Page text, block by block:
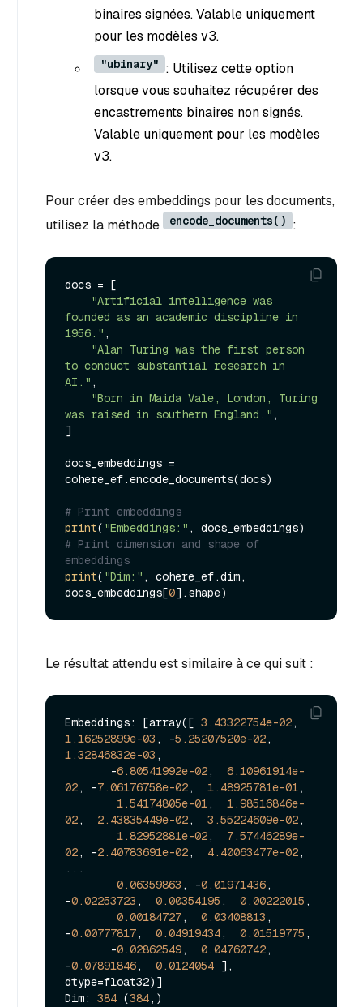
binaires signées. Valable uniquement
pour les modèles v3.
"ubinary" : Utilisez cette option
lorsque vous souhaitez récupérer des
encastrements binaires non signés.
Valable uniquement pour les modèles
v3.
Pour créer des embeddings pour les documents,
utilisez la méthode
encode_documents() :
docs = [
"Artificial intelligence was
founded as an academic discipline in
1956." ,
"Alan Turing was the first person
to conduct substantial research in
AI." ,
"Born in Maida Vale, London, Turing
was raised in southern England." ,
]
docs_embeddings =
cohere_ef.encode_documents(docs)
# Print embeddings
print( "Embeddings:"
# Print dimension and shape of
embeddings
print( "Dim:" , cohere_ef.dim,
docs_embeddings[0
Le résultat attendu est similaire à ce qui suit :
Embeddings: [array([ 3.43322754e-02
,
1.16252899e-03 , -5.25207520e-02
1.32846832e-03 ,
       -
6.80541992e-02, 6.10961914e-
02, -7.06176758e-02, 1.48925781e-01,
1.54174805e-01, 1.98516846e-
02, 2.43835449e-02, 3.55224609e-02,
1.82952881e-02, 7.57446289e-
02, -2.40783691e-02, 4.40063477e-02,
...
0.06359863 , -0.01971436,
-0.02253723 , 0.00354195 , 0.00222015 ,
0.00184727, 0.03408813 ,
-0.00777817, 0.04919434, 0.01519775 ,
       -
0.02862549, 0.04760742,
-0.07891846, 0.0124054 ],
dtype=float32)]
Dim: 384 (384